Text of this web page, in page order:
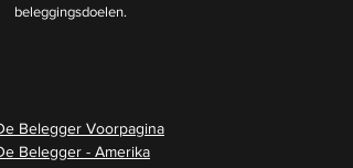
beleggingsdoelen.
Belegger Voorpagina
Belegger - Amerika